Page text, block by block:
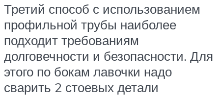
Третий способ с использованием
профильной трубы наиболее
подходит требованиям
долговечности и безопасности. Для
этого по бокам лавочки надо
сварить 2 стоевых детали